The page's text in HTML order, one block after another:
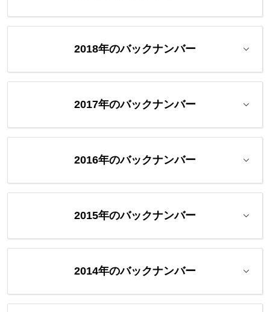
2018年のバックナンバー
2017年のバックナンバー
2016年のバックナンバー
2015年のバックナンバー
2014年のバックナンバー